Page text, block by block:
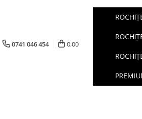
0741 046 454 0,00